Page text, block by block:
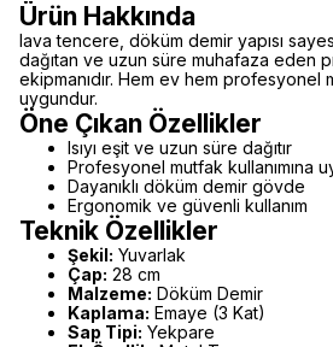
Ürün Hakkında
lava tencere, döküm demir yapısı
dağıtan ve uzun süre muhafaza eden
ekipmanıdır. Hem ev hem profesyonel
uygundur.
Öne Çıkan Özellikler
Isıyı eşit ve uzun süre dağıtır
Profesyonel mutfak kullanımına
Dayanıklı döküm demir gövde
Ergonomik ve güvenli kullanım
Teknik Özellikler
Şekil: Yuvarlak
Çap: 28 cm
Malzeme: Döküm Demir
Kaplama: Emaye (3 Kat)
Sap Tipi: Yekpare